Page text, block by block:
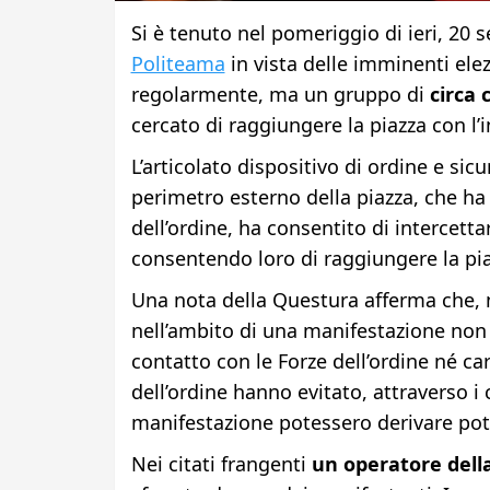
Si è tenuto nel pomeriggio di ieri, 20
Politeama in vista delle imminenti
regolarmente, ma un gruppo di circa
cercato di raggiungere la piazza con
L’articolato dispositivo di ordine e
perimetro esterno della piazza, che
dell’ordine, ha consentito di
consentendo loro di raggiungere la
Una nota della Questura afferma
nell’ambito di una manifestazione
contatto con le Forze dell’ordine né
dell’ordine hanno evitato, attraverso
manifestazione potessero derivare
Nei citati frangenti un operatore